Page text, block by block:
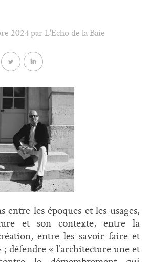
2024 par L'Echo de la Baie
entre les époques et les usages,
et son contexte, entre la
entre les savoir-faire et
défendre « l’architecture une et